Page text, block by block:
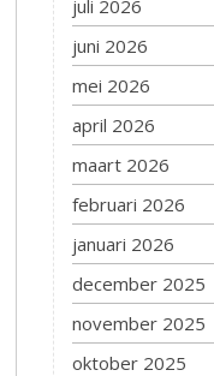
juli 2026
juni 2026
mei 2026
april 2026
maart 2026
februari 2026
januari 2026
december 2025
november 2025
oktober 2025